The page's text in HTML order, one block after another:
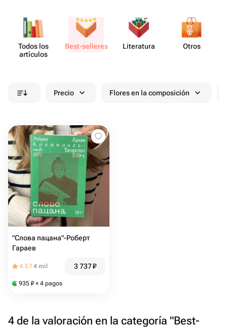
Todos los
artículos
Best-se​lleres Lite​ratura Otros
Precio Flores en la composición
"Слова пацана"-Роберт
Гараев
4.574 mil 3 737₽
935 ₽ × 4 pagos
4 de la valoración en la categoría "Best-